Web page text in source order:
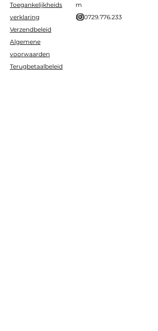
Toegankelijkheids
verklaring
Verzendbeleid
Algemene
voorwaarden
Terugbetaalbeleid
m
BE0729.776.233